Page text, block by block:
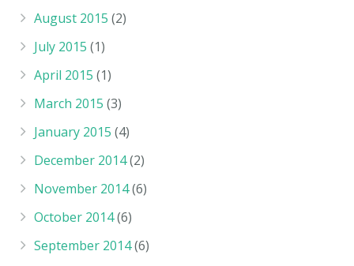
August 2015 (2)
July 2015 (1)
April 2015 (1)
March 2015 (3)
January 2015 (4)
December 2014(2)
November 2014(6)
October 2014(6)
September 2014(6)